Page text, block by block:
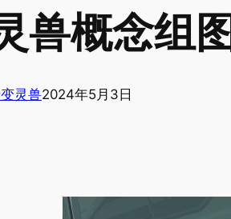
兽概念组图
灵兽2024年5月3日